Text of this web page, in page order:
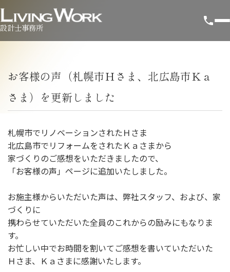
設計士事務所
お客様の声（札幌市Ｈさま、北広島市Ｋａ
さま）を更新しました
札幌市でリノベーションされたＨさま
北広島市でリフォームをされたＫａさまから
家づくりのご感想をいただきましたので、
「お客様の声」ページに追加いたしました。
お施主様からいただいた声は、弊社スタッフ、および、家
づくりに
携わらせていただいた全員のこれからの励みにもなりま
す。
お忙しい中でお時間を割いてご感想を書いていただいた
Ｈさま、Ｋａさまに感謝いたします。